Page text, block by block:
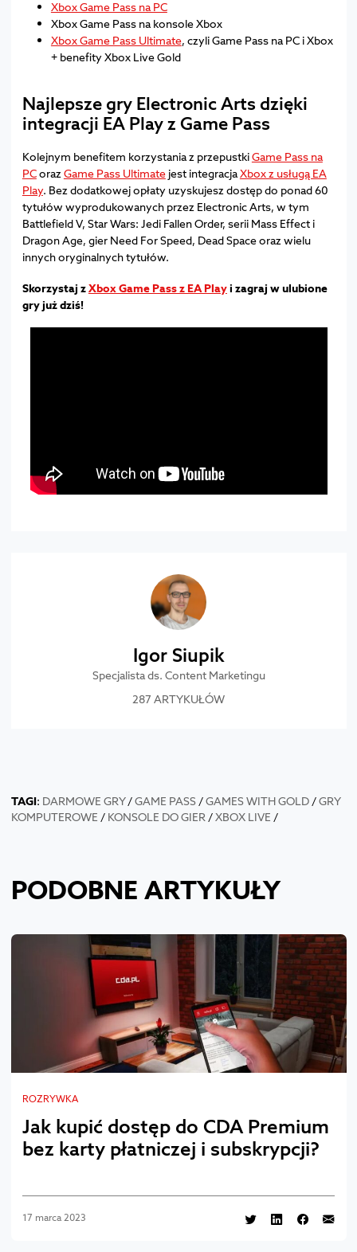
Xbox Game Pass na PC
Xbox Game Pass na konsole Xbox
Xbox Game Pass Ultimate, czyli Game Pass na PC i Xbox
+ benefity Xbox Live Gold
Najlepsze gry Electronic Arts dzięki
integracji EA Play z Game Pass
Kolejnym benefitem korzystania z przepustkiGame Pass na
PCoraz Game Pass Ultimatejest integracjaXbox z usługą EA
Play. Bez dodatkowej opłaty uzyskujesz dostęp do ponad 60
tytułów wyprodukowanych przez Electronic Arts, w tym
Battlefield V, Star Wars: Jedi Fallen Order, serii Mass Effect i
Dragon Age, gier Need For Speed, Dead Space oraz wielu
innych oryginalnych tytułów.
Skorzystaj zXbox Game Pass z EA Playi zagraj w ulubione
gry już dziś!
Igor Siupik
Specjalista ds. Content Marketingu
287 ARTYKUŁÓW
TAGI: DARMOWE GRY/GAME PASS/GAMES WITH GOLD/GRY
KOMPUTEROWE / KONSOLE DO GIER/XBOX LIVE /
PODOBNE ARTYKUŁY
ROZRYWKA
Jak kupić dostęp do CDA Premium
bez karty płatniczej i subskrypcji?
17 marca 2023